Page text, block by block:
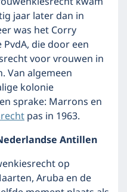
jaar later dan in
was het Corry
die door een
voor vrouwen in
Van algemeen
kolonie
sprake: Marrons en
pas in 1963.
Antillen
op
Aruba en de